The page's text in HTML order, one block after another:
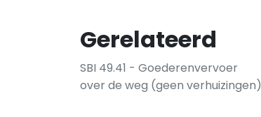
Gerelateerd
SBI 49.41 - Goederenvervoer
over de weg (geen verhuizingen)